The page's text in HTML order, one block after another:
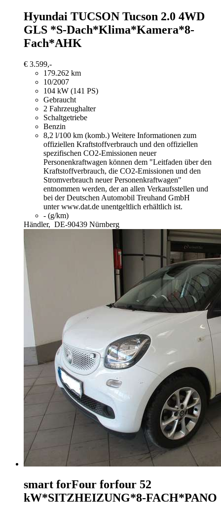
Hyundai TUCSON Tucson 2.0 4WD
GLS *S-Dach*Klima*Kamera*8-
Fach*AHK
€ 3.599,-
179.262 km
10/2007
104 kW (141 PS)
Gebraucht
2 Fahrzeughalter
Schaltgetriebe
Benzin
8,2 l/100 km (komb.) Weitere Informationen zum
offiziellen Kraftstoffverbrauch und den offiziellen
spezifischen CO2-Emissionen neuer
Personenkraftwagen können dem "Leitfaden über den
Kraftstoffverbrauch, die CO2-Emissionen und den
Stromverbrauch neuer Personenkraftwagen"
entnommen werden, der an allen Verkaufsstellen und
bei der Deutschen Automobil Treuhand GmbH
unter www.dat.de unentgeltlich erhältlich ist.
- (g/km)
Händler, DE-90439 Nürnberg
smart forFour forfour 52
kW*SITZHEIZUNG*8-FACH*PANO